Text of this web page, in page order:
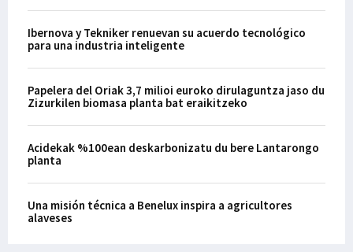
Ibernova y Tekniker renuevan su acuerdo tecnológico
para una industria inteligente
Papelera del Oriak 3,7 milioi euroko dirulaguntza jaso du
Zizurkilen biomasa planta bat eraikitzeko
Acidekak %100ean deskarbonizatu du bere Lantarongo
planta
Una misión técnica a Benelux inspira a agricultores
alaveses